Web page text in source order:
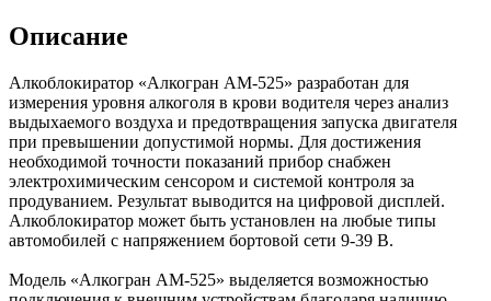
Описание
Алкоблокиратор «Алкогран АМ-525» разработан для
измерения уровня алкоголя в крови водителя через анализ
выдыхаемого воздуха и предотвращения запуска двигателя
при превышении допустимой нормы. Для достижения
необходимой точности показаний прибор снабжен
электрохимическим сенсором и системой контроля за
продуванием. Результат выводится на цифровой дисплей.
Алкоблокиратор может быть установлен на любые типы
автомобилей с напряжением бортовой сети 9-39 В.
Модель «Алкогран АМ-525» выделяется возможностью